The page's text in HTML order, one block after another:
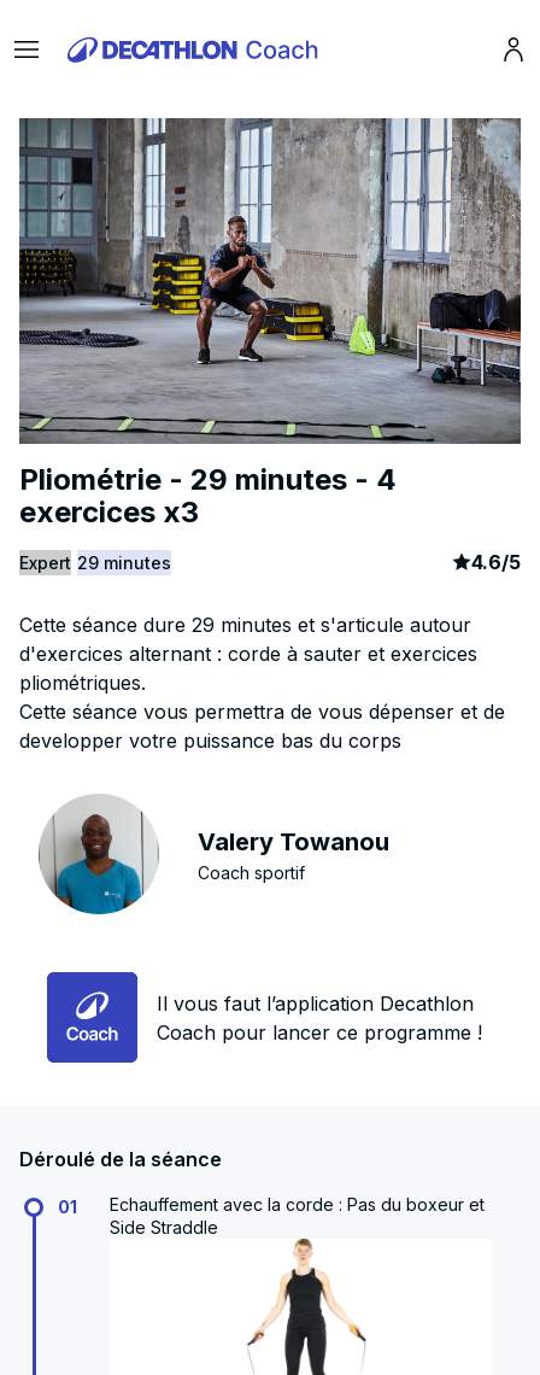
Menu
Pliométrie - 29 minutes - 4
exercices x3
Expert 29 minutes article
4.6/5
Cette séance dure 29 minutes et s'articule autour
d'exercices alternant : corde à sauter et exercices
pliométriques.
Cette séance vous permettra de vous dépenser et de
developper votre puissance bas du corps
Valery Towanou
Coach sportif
Il vous faut l’application Decathlon
Coach pour lancer ce programme !
Déroulé de la séance
01
Echauffement avec la corde : Pas du boxeur et
Side Straddle